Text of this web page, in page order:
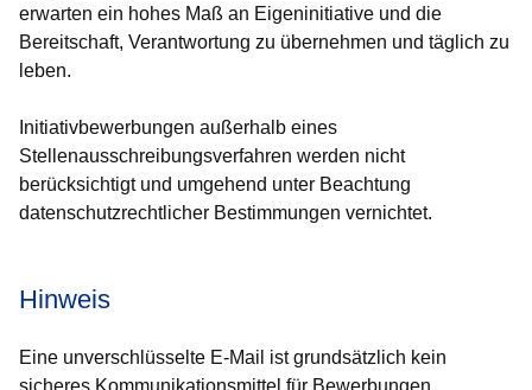
erwarten ein hohes Maß an Eigeninitiative und die
Bereitschaft, Verantwortung zu übernehmen und täglich zu
leben.
Initiativbewerbungen außerhalb eines
Stellenausschreibungsverfahren werden nicht
berücksichtigt und umgehend unter Beachtung
datenschutzrechtlicher Bestimmungen vernichtet.
Hinweis
Eine unverschlüsselte E-Mail ist grundsätzlich kein
sicheres Kommunikationsmittel für Bewerbungen.